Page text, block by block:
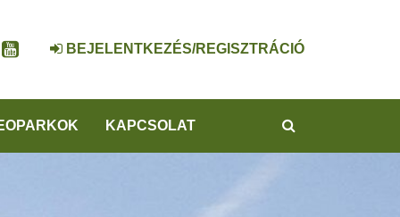
BEJELENTKEZÉS/REGISZTRÁCIÓ
KAPCSOLAT